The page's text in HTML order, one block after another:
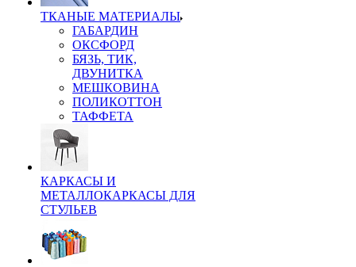
ТКАНЫЕ МАТЕРИАЛЫ
ГАБАРДИН
ОКСФОРД
БЯЗЬ, ТИК,
ДВУНИТКА
МЕШКОВИНА
ПОЛИКОТТОН
ТАФФЕТА
КАРКАСЫ И
МЕТАЛЛОКАРКАСЫ ДЛЯ
СТУЛЬЕВ